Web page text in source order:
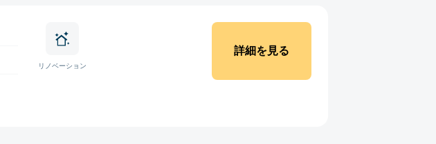
リノベーション
詳細を見る